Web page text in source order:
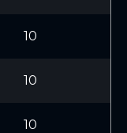
10
10
10